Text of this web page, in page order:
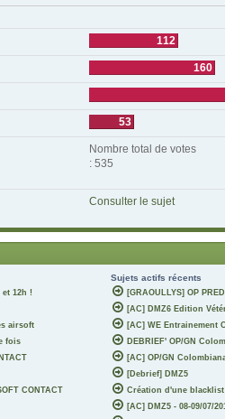
112
160
53
Nombre total de votes
: 535
Consulter le sujet
Sujets actifs récents
et 12h !
airsoft
fois
CONTACT
[GRAOULLYS] OP
[AC] DMZ6 Edition
[AC] WE Entrainement
DEBRIEF' OP/GN
[AC] OP/GN
[Debrief] DMZ5
Création d'une blacklist
[AC] DMZ5 - 08-09/07/